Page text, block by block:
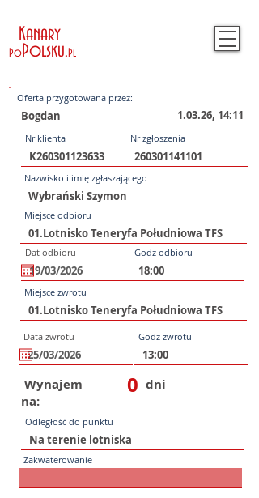
Kanary
PoPolsku.Pl
Oferta przygotowana przez:
1.03.26, 14:11
Nr klienta Nr zgłoszenia
Nazwisko i imię zgłaszającego
Miejsce odbioru
Dat odbioru Godz odbioru
Miejsce zwrotu
Data zwrotu Godz zwrotu
Wynajem
na:
0 dni
Odległość do punktu
Zakwaterowanie